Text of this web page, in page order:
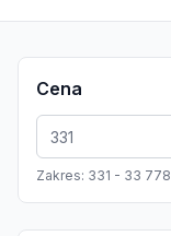
Cena
Zakres: 331 - 33 778